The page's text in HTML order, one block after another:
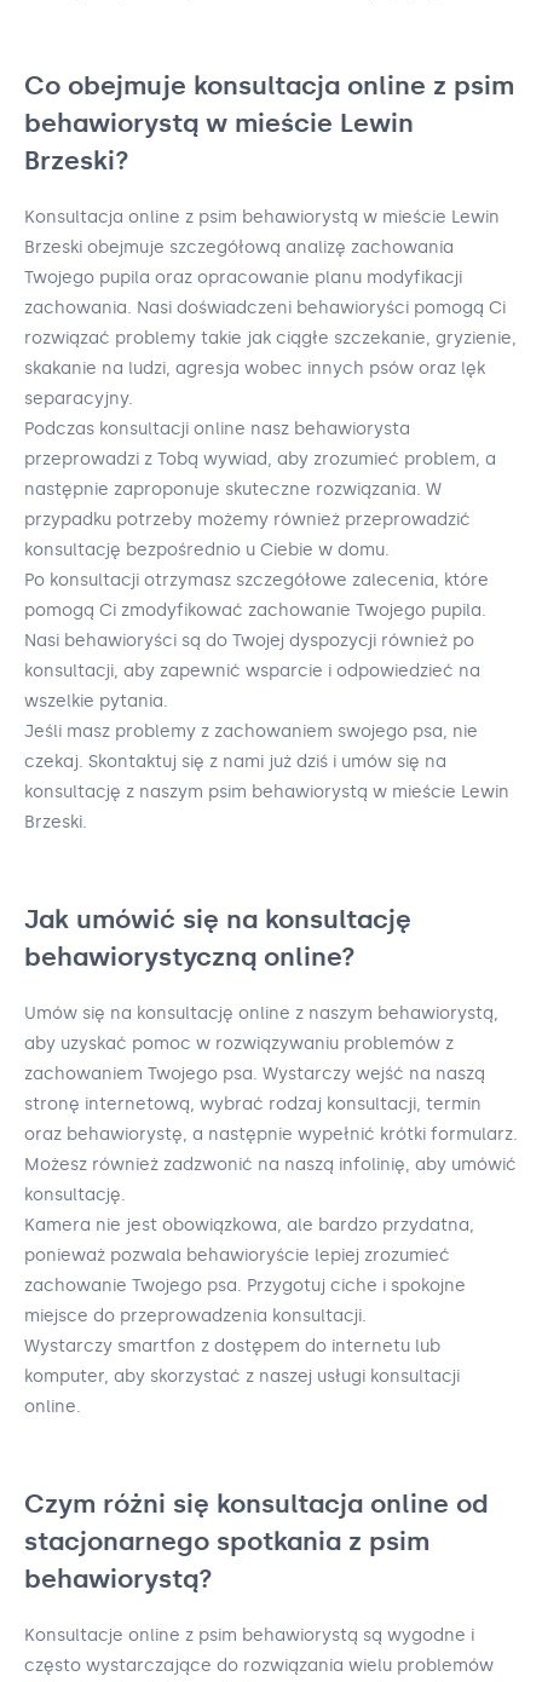
Co obejmuje konsultacja online z psim
behawiorystą w mieście Lewin
Brzeski?
Konsultacja online z psim behawiorystą w mieście Lewin
Brzeski obejmuje szczegółową analizę zachowania
Twojego pupila oraz opracowanie planu modyfikacji
zachowania. Nasi doświadczeni behawioryści pomogą Ci
rozwiązać problemy takie jak ciągłe szczekanie, gryzienie,
skakanie na ludzi, agresja wobec innych psów oraz lęk
separacyjny.
Podczas konsultacji online nasz behawiorysta
przeprowadzi z Tobą wywiad, aby zrozumieć problem, a
następnie zaproponuje skuteczne rozwiązania. W
przypadku potrzeby możemy również przeprowadzić
konsultację bezpośrednio u Ciebie w domu.
Po konsultacji otrzymasz szczegółowe zalecenia, które
pomogą Ci zmodyfikować zachowanie Twojego pupila.
Nasi behawioryści są do Twojej dyspozycji również po
konsultacji, aby zapewnić wsparcie i odpowiedzieć na
wszelkie pytania.
Jeśli masz problemy z zachowaniem swojego psa, nie
czekaj. Skontaktuj się z nami już dziś i umów się na
konsultację z naszym psim behawiorystą w mieście Lewin
Brzeski.
Jak umówić się na konsultację
behawiorystyczną online?
Umów się na konsultację online z naszym behawiorystą,
aby uzyskać pomoc w rozwiązywaniu problemów z
zachowaniem Twojego psa. Wystarczy wejść na naszą
stronę internetową, wybrać rodzaj konsultacji, termin
oraz behawiorystę, a następnie wypełnić krótki formularz.
Możesz również zadzwonić na naszą infolinię, aby umówić
konsultację.
Kamera nie jest obowiązkowa, ale bardzo przydatna,
ponieważ pozwala behawioryście lepiej zrozumieć
zachowanie Twojego psa. Przygotuj ciche i spokojne
miejsce do przeprowadzenia konsultacji.
Wystarczy smartfon z dostępem do internetu lub
komputer, aby skorzystać z naszej usługi konsultacji
online.
Czym różni się konsultacja online od
stacjonarnego spotkania z psim
behawiorystą?
Konsultacje online z psim behawiorystą są wygodne i
często wystarczające do rozwiązania wielu problemów